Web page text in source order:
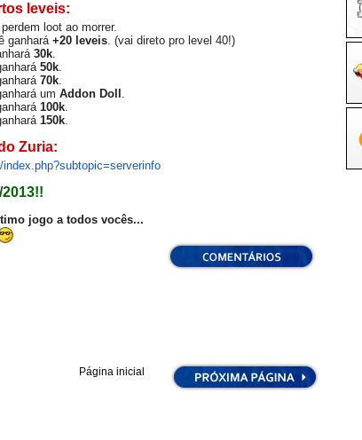
leveis:
loot ao morrer.
ganhará +20 leveis. (vai direto pro level 40!)
30k.
50k.
70k.
um Addon Doll .
100k.
150k.
Zuria:
index.php?subtopic=serverinfo
jogo a todos vocês...
Página inicial